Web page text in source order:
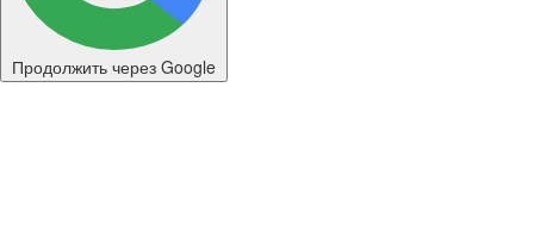
Продолжить через Google